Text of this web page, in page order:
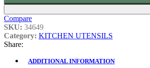
Hand Tools
Electrical Items
Compare
SKU: 34649
Category: KITCHEN UTENSILS
Share:
ADDITIONAL INFORMATION